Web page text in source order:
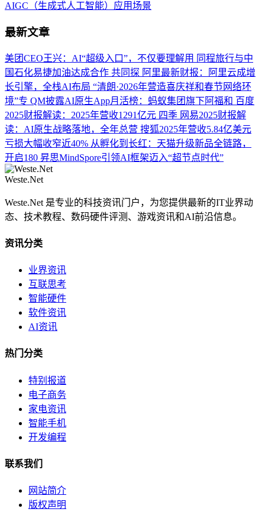
AIGC（生成式人工智能）应用场景
最新文章
美团CEO王兴：AI“超级入口”，不仅要理解用 同程旅行与中
国石化易捷加油达成合作 共同探 阿里最新财报：阿里云成增
长引擎，全栈AI布局 “清朗·2026年营造喜庆祥和春节网络环
境”专 QM披露AI原生App月活榜：蚂蚁集团旗下阿福和 百度
2025财报解读：2025年营收1291亿元 四季 网易2025财报解
读：AI原生战略落地，全年总营 搜狐2025年营收5.84亿美元
亏损大幅收窄近40% 从孵化到长红：天猫升级新品全链路，
开启180 昇思MindSpore引领AI框架迈入“超节点时代”
Weste.Net
Weste.Net 是专业的科技资讯门户，为您提供最新的IT业界动
态、技术教程、数码硬件评测、游戏资讯和AI前沿信息。
资讯分类
业界资讯
互联思考
智能硬件
软件资讯
AI资讯
热门分类
特别报道
电子商务
家电资讯
智能手机
开发编程
联系我们
网站简介
版权声明